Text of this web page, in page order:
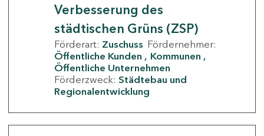
Verbesserung des
städtischen Grüns (ZSP)
Förderart: Zuschuss Fördernehmer:
Öffentliche Kunden
Kommunen
Öffentliche Unternehmen
Förderzweck: Städtebau und
Regionalentwicklung